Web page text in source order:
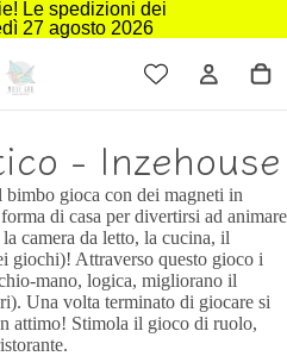
Le spedizioni dei
27 agosto 2026
- Inzehouse
bimbo gioca con dei magneti in
di casa per divertirsi ad animare
camera da letto, la cucina, il
giochi)! Attraverso questo gioco i
mano, logica, migliorano il
Una volta terminato di giocare si
attimo! Stimola il gioco di ruolo,